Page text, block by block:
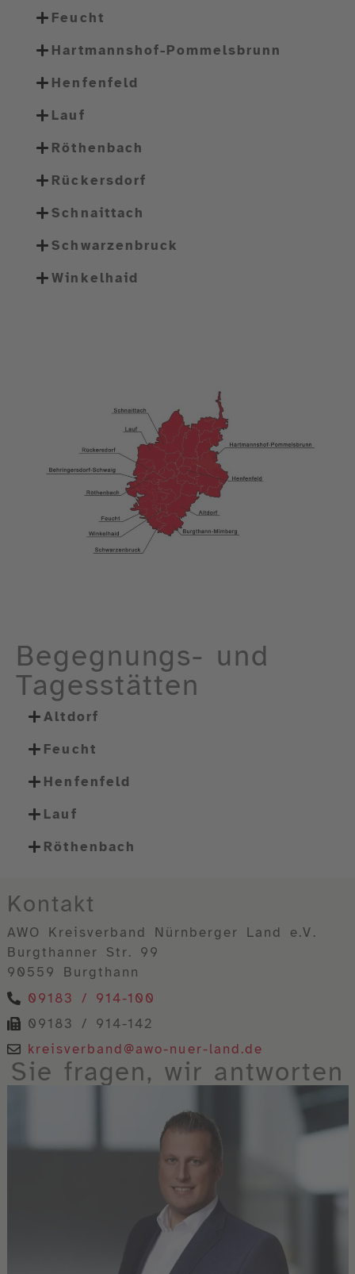
Feucht
Hartmannshof-Pommelsbrunn
Henfenfeld
Lauf
Röthenbach
Rückersdorf
Schnaittach
Schwarzenbruck
Winkelhaid
Begegnungs- und
Tagesstätten
Altdorf
Feucht
Henfenfeld
Lauf
Röthenbach
Kontakt
AWO Kreisverband Nürnberger Land e.V.
Burgthanner Str. 99
90559 Burgthann
09183 / 914-100
09183 / 914-142
kreisverband@awo-nuer-land.de
Sie fragen, wir antworten